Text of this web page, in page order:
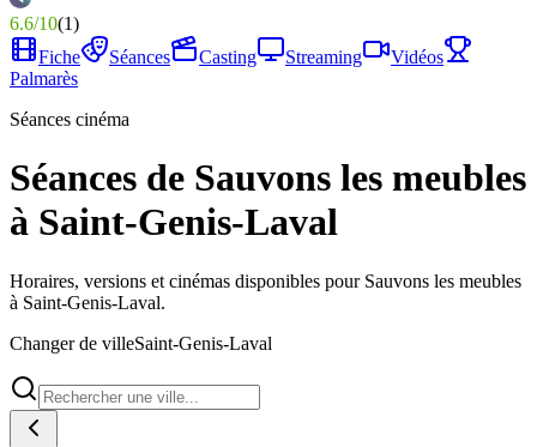
6.6/10(1)
Fiche
Séances Casting Streaming
Vidéos
Palmarès
Séances cinéma
Séances de Sauvons les meubles
à Saint-Genis-Laval
Horaires, versions et cinémas disponibles pour Sauvons les meubles
à Saint-Genis-Laval.
Changer de villeSaint-Genis-Laval